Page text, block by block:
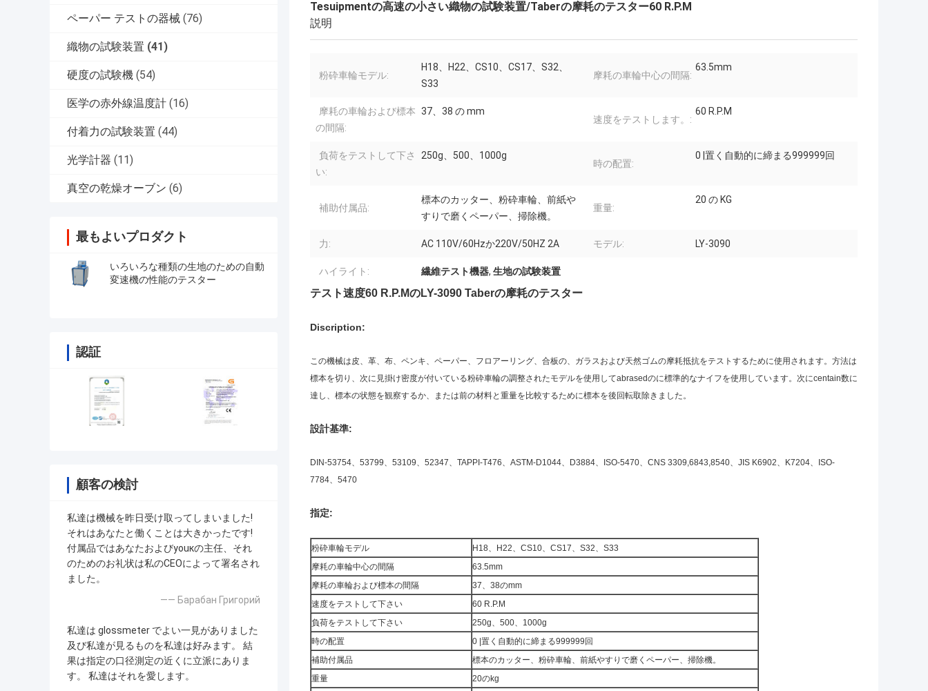
ペーパー テストの器械 (76)
織物の試験装置 (41)
硬度の試験機 (54)
医学の赤外線温度計 (16)
付着力の試験装置 (44)
光学計器 (11)
真空の乾燥オーブン (6)
最もよいプロダクト
いろいろな種類の生地のための自動
変速機の性能のテスター
認証
顧客の検討
私達は機械を昨日受け取ってしまいました!
それはあなたと働くことは大きかったです!
付属品ではあなたおよびyouкの主任、それ
のためのお礼状は私のCEOによって署名され
ました。
—— Барабан Григорий
私達は glossmeter でよい一見がありました
及び私達が見るものを私達は好みます。 結
果は指定の口径測定の近くに立派にありま
す。 私達はそれを愛します。
Tesuipmentの高速の小さい織物の試験装置/Taberの摩耗のテスター60 R.P.M
説明
粉砕車輪モデル:
H18、H22、CS10、CS17、S32、
S33
摩耗の車輪中心の間隔:
63.5mm
摩耗の車輪および標本
の間隔:
37、38 の mm
速度をテストします。:
60 R.P.M
負荷をテストして下さ
い:
250g、500、1000g
時の配置:
0 |置く自動的に締まる999999回
補助付属品:
標本のカッター、粉砕車輪、前紙や
すりで磨くペーパー、掃除機。
重量:
20 の KG
力: AC 110V/60Hzか220V/50HZ 2A モデル: LY-3090
ハイライト: 繊維テスト機器, 生地の試験装置
テスト速度60 R.P.MのLY-3090 Taberの摩耗のテスター
Discription:
この機械は皮、革、布、ペンキ、ペーパー、フロアーリング、合板の、ガラスおよび天然ゴムの摩耗抵抗をテストするために使用されます。方法は
標本を切り、次に見掛け密度が付いている粉砕車輪の調整されたモデルを使用してabrasedのに標準的なナイフを使用しています。次にcentain数に
達し、標本の状態を観察するか、または前の材料と重量を比較するために標本を後回転取除きました。
設計基準:
DIN-53754、53799、53109、52347、TAPPI-T476、ASTM-D1044、D3884、ISO-5470、CNS 3309,6843,8540、JIS K6902、K7204、ISO-
7784、5470
指定:
粉砕車輪モデル
H18、H22、CS10、CS17、S32、S33
摩耗の車輪中心の間隔
63.5mm
摩耗の車輪および標本の間隔
37、38のmm
速度をテストして下さい
60 R.P.M
負荷をテストして下さい
250g、500、1000g
時の配置
0 |置く自動的に締まる999999回
補助付属品
標本のカッター、粉砕車輪、前紙やすりで磨くペーパー、掃除機。
重量
20のkg